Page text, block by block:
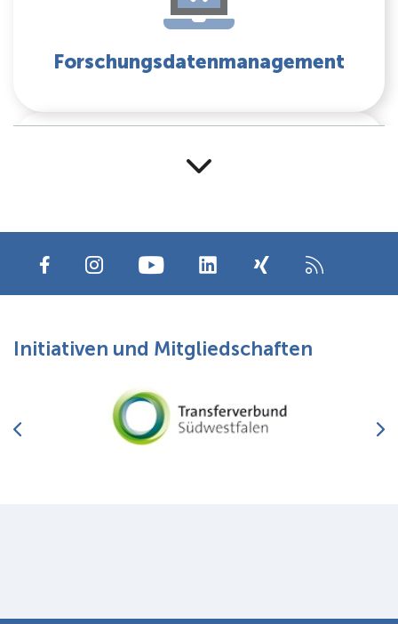
Forschungsdatenmanagement
Services für Promovierende
Initiativen und Mitgliedschaften